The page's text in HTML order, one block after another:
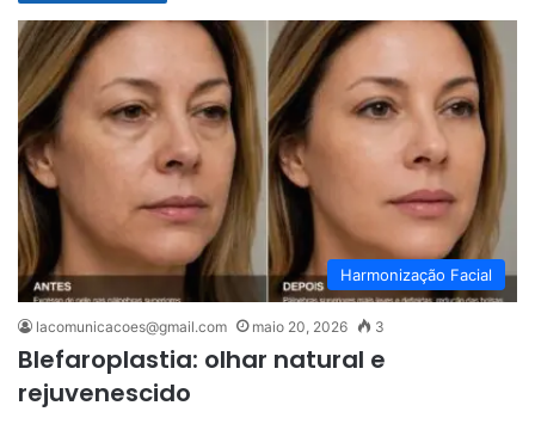
Harmonização Facial
lacomunicacoes@gmail.com maio 20, 2026 3
Blefaroplastia: olhar natural e
rejuvenescido